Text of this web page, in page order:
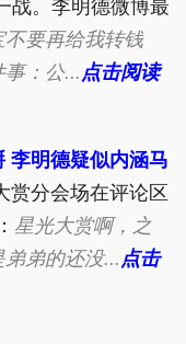
战。李明德微博最
要再给我转钱
：公... 点击阅读
李明德疑似内涵马
赏分会场在评论区
星光大赏啊，之
弟的还没... 点击